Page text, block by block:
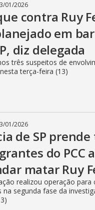
01/2026
contra Ruy
em
diz delegada
três suspeitos de
terça-feira (13)
01/2026
de SP
do PCC
matar Ruy
realizou operação para
na segunda fase da